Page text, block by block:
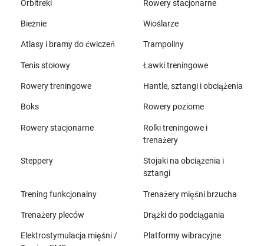
Orbitreki
Rowery stacjonarne
Bieżnie Wioślarze
Atlasy i bramy do ćwiczeń Trampoliny
Tenis stołowy Ławki treningowe
Rowery treningowe Hantle, sztangi i obciążenia
Boks Rowery poziome
Rowery stacjonarne
Rolki treningowe i
trenażery
Steppery
Stojaki na obciążenia i
sztangi
Trening funkcjonalny Trenażery mięśni brzucha
Trenażery pleców Drążki do podciągania
Elektrostymulacja mięśni /
Platformy wibracyjne